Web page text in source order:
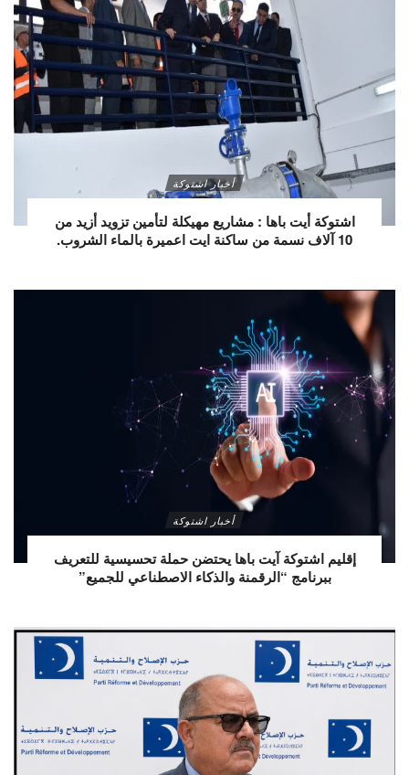
أخبار اشتوكة
اشتوكة أيت باها : مشاريع مهيكلة لتأمين تزويد أزيد من
10 آلاف نسمة من ساكنة ايت اعميرة بالماء الشروب.
أخبار اشتوكة
إقليم اشتوكة آيت باها يحتضن حملة تحسيسية للتعريف
ببرنامج “الرقمنة والذكاء الاصطناعي للجميع”